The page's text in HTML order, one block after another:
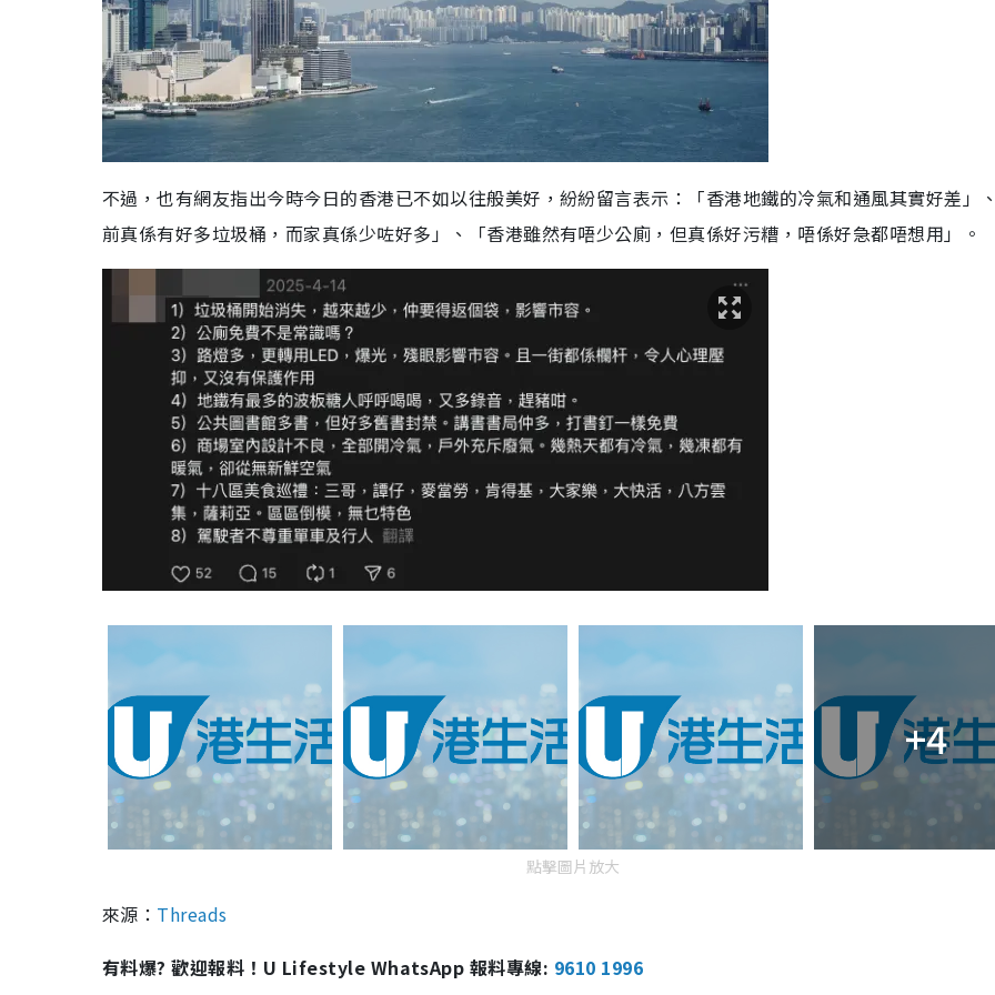
不過，也有網友指出今時今日的香港已不如以往般美好，紛紛留言表示：「香港地鐵的冷氣和通風其實好差」
前真係有好多垃圾桶，而家真係少咗好多」、「香港雖然有唔少公廁，但真係好污糟，唔係好急都唔想用」。
+4
點擊圖片放大
來源： Threads
有料爆? 歡迎報料！U Lifestyle WhatsApp 報料專線: 9610 1996